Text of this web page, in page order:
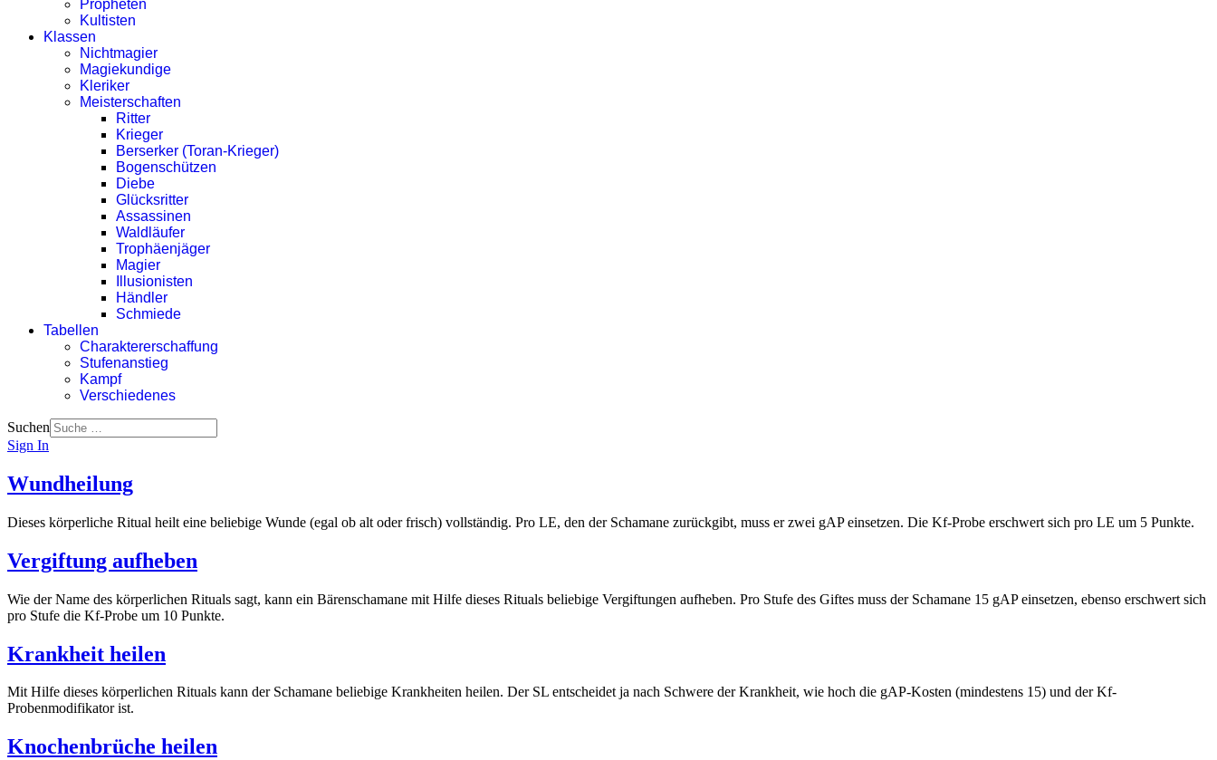
Propheten
Kultisten
Klassen
Nichtmagier
Magiekundige
Kleriker
Meisterschaften
Ritter
Krieger
Berserker (Toran-Krieger)
Bogenschützen
Diebe
Glücksritter
Assassinen
Waldläufer
Trophäenjäger
Magier
Illusionisten
Händler
Schmiede
Tabellen
Charaktererschaffung
Stufenanstieg
Kampf
Verschiedenes
Suchen
Sign In
Wundheilung
Dieses körperliche Ritual heilt eine beliebige Wunde (egal ob alt oder frisch) vollständig. Pro LE, den der Schamane zurückgibt, muss er zwei gAP einsetzen. Die Kf-Probe erschwert sich pro LE um 5 Punkte.
Vergiftung aufheben
Wie der Name des körperlichen Rituals sagt, kann ein Bärenschamane mit Hilfe dieses Rituals beliebige Vergiftungen aufheben. Pro Stufe des Giftes muss der Schamane 15 gAP einsetzen, ebenso erschwert sich
pro Stufe die Kf-Probe um 10 Punkte.
Krankheit heilen
Mit Hilfe dieses körperlichen Rituals kann der Schamane beliebige Krankheiten heilen. Der SL entscheidet ja nach Schwere der Krankheit, wie hoch die gAP-Kosten (mindestens 15) und der Kf-
Probenmodifikator ist.
Knochenbrüche heilen